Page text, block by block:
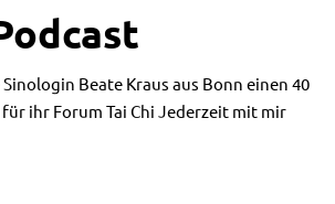
Beate Kraus aus Bonn einen 40
ihr Forum Tai Chi Jederzeit mit mir